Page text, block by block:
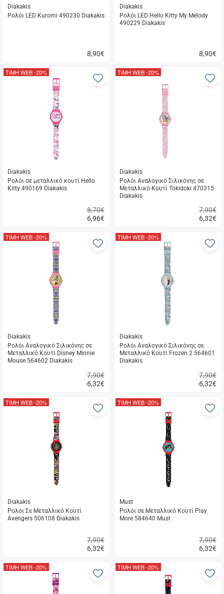
Diakakis
Ρολόι LED Kuromi 490230 Diakakis
8,90€
αγορά
Diakakis
Ρολόι LED Hello Kitty My Melody
490229 Diakakis
8,90€
αγορά
Diakakis
Ρολόι σε μεταλλικό κουτί Hello
Kitty 490169 Diakakis
6,96€
8,70€
ΤΙΜΗ WEB-20%
Προσθήκη
αγορά
Diakakis
Ρολόι Αναλογικό Σιλικόνης σε
Μεταλλικό Κουτί Tokidoki 470315
Diakakis
6,32€
7,90€
ΤΙΜΗ WEB-20%
αγορά
Diakakis
Ρολόι Αναλογικό Σιλικόνης σε
Μεταλλικό Κουτί Disney Minnie
Mouse 564602 Diakakis
6,32€
7,90€
ΤΙΜΗ WEB-20%
Προσθήκη
αγορά
Diakakis
Ρολόι Αναλογικό Σιλικόνης σε
Μεταλλικό Κουτί Frozen 2 564601
Diakakis
6,32€
7,90€
ΤΙΜΗ WEB-20%
αγορά
Diakakis
Ρολόι Σε Μεταλλικό Κουτί
Avengers 506108 Diakakis
6,32€
7,90€
ΤΙΜΗ WEB-20%
Προσθήκη
αγορά
Must
Ρολόι σε Μεταλλικό Κουτί Play
More 584640 Must
6,32€
7,90€
ΤΙΜΗ WEB-20%
αγορά
ΤΙΜΗ WEB-20%
Προσθήκη
ΤΙΜΗ WEB-20%